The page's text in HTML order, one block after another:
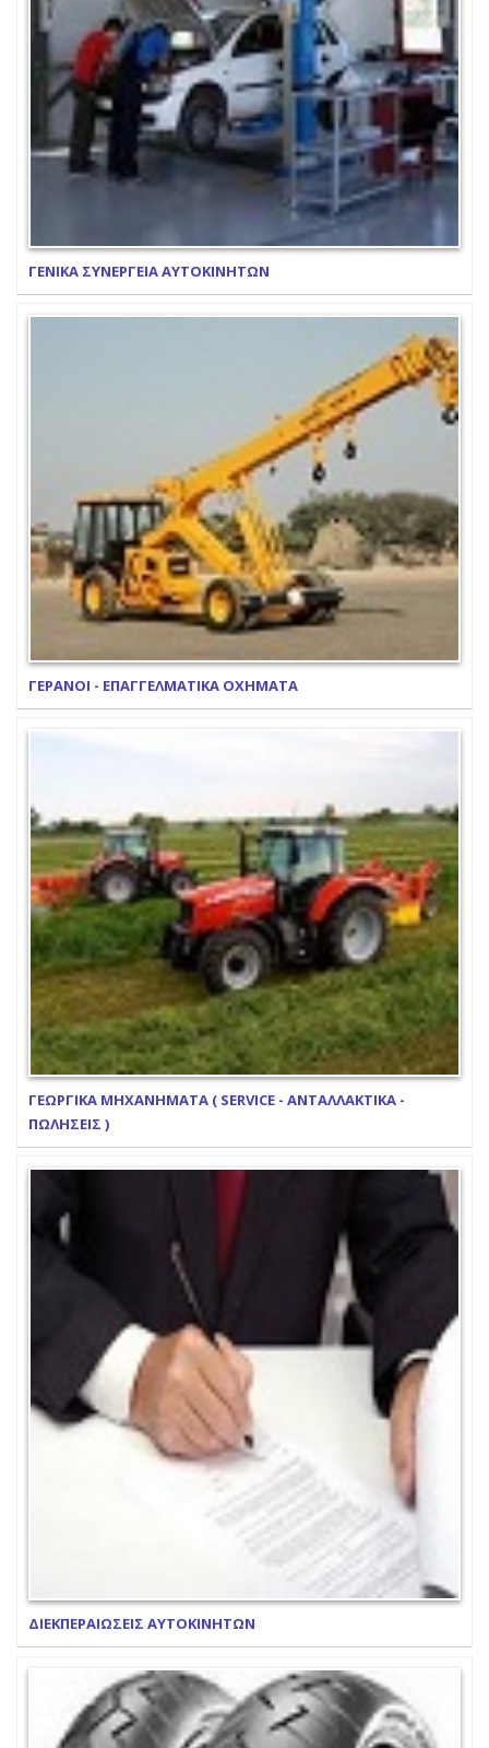
ΓΕΝΙΚΑ ΣΥΝΕΡΓΕΙΑ ΑΥΤΟΚΙΝΗΤΩΝ
ΓΕΡΑΝΟΙ - ΕΠΑΓΓΕΛΜΑΤΙΚΑ ΟΧΗΜΑΤΑ
ΓΕΩΡΓΙΚΑ ΜΗΧΑΝΗΜΑΤΑ ( SERVICE - ΑΝΤΑΛΛΑΚΤΙΚΑ -
ΠΩΛΗΣΕΙΣ )
ΔΙΕΚΠΕΡΑΙΩΣΕΙΣ ΑΥΤΟΚΙΝΗΤΩΝ